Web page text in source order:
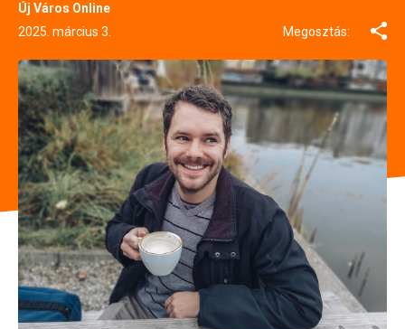
Új Város Online
2025. március 3.
Megosztás: